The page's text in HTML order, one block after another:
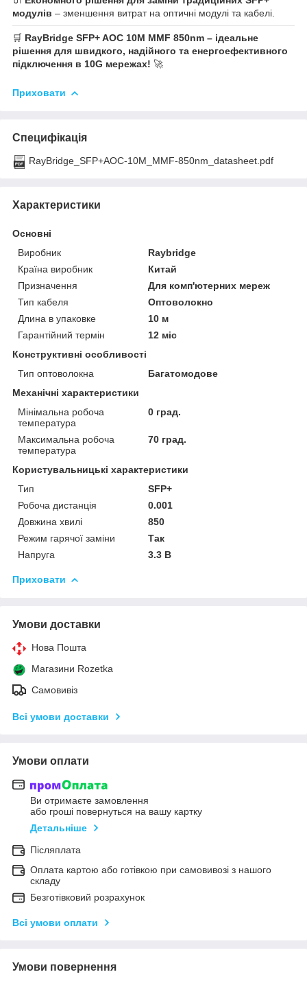
модулів – зменшення витрат на оптичні модулі та кабелі.
🛒 RayBridge SFP+ AOC 10M MMF 850nm – ідеальне
рішення для швидкого, надійного та енергоефективного
підключення в 10G мережах! 🚀
Приховати
Специфікація
RayBridge_SFP+AOC-10M_MMF-850nm_datasheet.pdf
Характеристики
Основні
Виробник
Raybridge
Країна виробник
Китай
Призначення
Для комп'ютерних мереж
Тип кабеля
Оптоволокно
Длина в упаковке
10 м
Гарантійний термін
12 міс
Конструктивні особливості
Тип оптоволокна
Багатомодове
Механічні характеристики
Мінімальна робоча
температура
0 град.
Максимальна робоча
температура
70 град.
Користувальницькі характеристики
Тип
SFP+
Робоча дистанція
0.001
Довжина хвилі
850
Режим гарячої заміни
Так
Напруга
3.3 В
Приховати
Умови доставки
Нова Пошта
Магазини Rozetka
Самовивіз
Всі умови доставки
Умови оплати
Ви отримаєте замовлення
або гроші повернуться на вашу картку
Детальніше
Післяплата
Оплата картою або готівкою при самовивозі з нашого
складу
Безготівковий розрахунок
Всі умови оплати
Умови повернення